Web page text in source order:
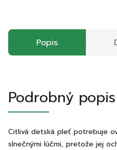
Popis
Podrobný popis
Citlivá detská pleť potrebuje
slnečnými lúčmi, pretože jej